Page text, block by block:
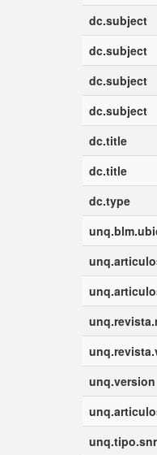
dc.subject
dc.subject
dc.subject
dc.subject
dc.title
dc.title
dc.type
unq.version